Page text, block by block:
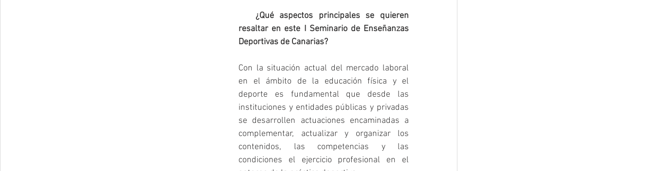
resaltar en este I Seminario de Enseñanzas
Deportivas de Canarias?
Con la situación actual del mercado laboral
en el ámbito de la educación física y el
deporte es fundamental que desde las
instituciones y entidades públicas y privadas
se desarrollen actuaciones encaminadas a
complementar, actualizar y organizar los
contenidos, las competencias y las
condiciones el ejercicio profesional en el